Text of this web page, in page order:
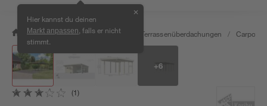
Hier kannst du deinen
Markt anpassen , falls er nicht
stimmt.
✕
/ Garten & Freizeit / Carports & Terrassenüberdachungen / Carports
+6
(1)